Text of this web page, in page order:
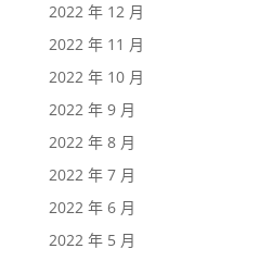
2022 年 12 月
2022 年 11 月
2022 年 10 月
2022 年 9 月
2022 年 8 月
2022 年 7 月
2022 年 6 月
2022 年 5 月